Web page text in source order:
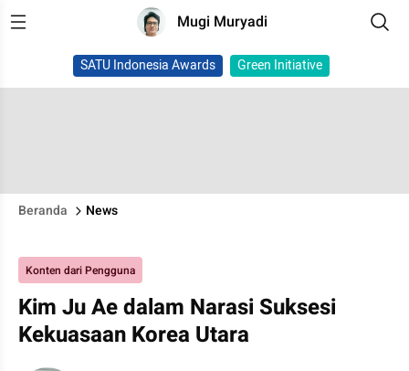
Mugi Muryadi
SATU Indonesia Awards Green Initiative
Beranda News
Konten dari Pengguna
Kim Ju Ae dalam Narasi Suksesi
Kekuasaan Korea Utara